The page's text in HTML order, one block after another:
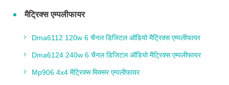
मैट्रिक्स एम्पलीफायर
Dma6112 120w 6 चैनल डिजिटल ऑडियो मैट्रिक्स एम्पलीफायर
Dma6124 240w 6 चैनल डिजिटल ऑडियो मैट्रिक्स एम्पलीफायर
Mp906 4x4 मैट्रिक्स मिक्सर एम्पलीफायर